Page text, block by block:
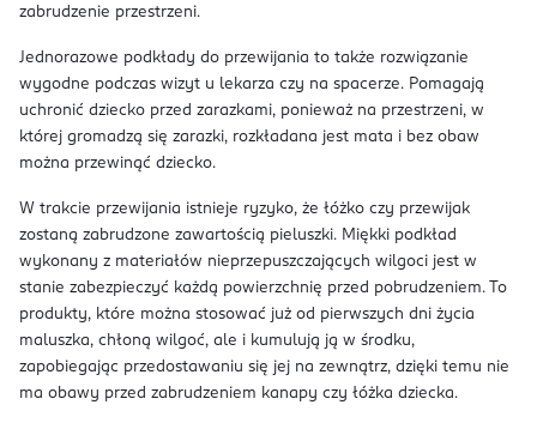
zabrudzenie przestrzeni.
Jednorazowe podkłady do przewijania to także rozwiązanie
wygodne podczas wizyt u lekarza czy na spacerze. Pomagają
uchronić dziecko przed zarazkami, ponieważ na przestrzeni, w
której gromadzą się zarazki, rozkładana jest mata i bez obaw
można przewinąć dziecko.
W trakcie przewijania istnieje ryzyko, że łóżko czy przewijak
zostaną zabrudzone zawartością pieluszki. Miękki podkład
wykonany z materiałów nieprzepuszczających wilgoci jest w
stanie zabezpieczyć każdą powierzchnię przed pobrudzeniem. To
produkty, które można stosować już od pierwszych dni życia
maluszka, chłoną wilgoć, ale i kumulują ją w środku,
zapobiegając przedostawaniu się jej na zewnątrz, dzięki temu nie
ma obawy przed zabrudzeniem kanapy czy łóżka dziecka.